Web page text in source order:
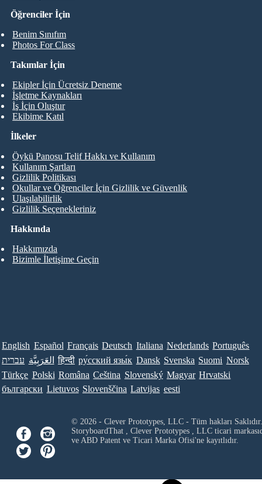
Öğrenciler İçin
Benim Sınıfım
Photos For Class
Takımlar İçin
Ekipler İçin Ücretsiz Deneme
İşletme Kaynakları
İş İçin Oluştur
Ekibime Katıl
Hakkında
Hakkımızda
Bizimle İletişime Geçin
İlkeler
Öykü Panosu Telif Hakkı ve Kullanım
Kullanım Şartları
Gizlilik Politikası
Okullar ve Öğrenciler İçin Gizlilik ve Güvenlik
Ulaşılabilirlik
Gizlilik Seçenekleriniz
English Español Français Deutsch Italiana Nederlands Português
עברית العَرَبِيَّة हिन्दी ру́сский язы́к Dansk Svenska Suomi Norsk
Türkçe Polski Româna Ceština Slovenský Magyar Hrvatski
български Lietuvos Slovenščina Latvijas eesti
© 2026 - Clever Prototypes, LLC - Tüm hakları Saklıdır.
StoryboardThat , Clever Prototypes , LLCticari
ve ABD Patent ve Ticari Marka Ofisi'ne kayıtlıdır.